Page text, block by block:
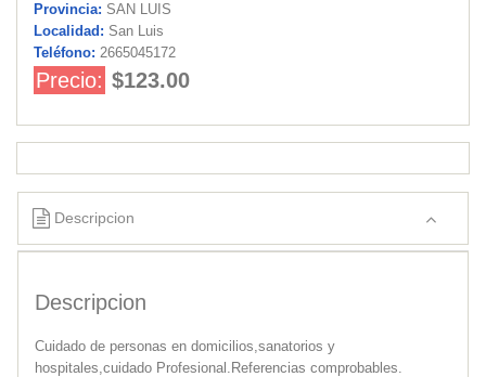
Provincia: SAN LUIS
Localidad: San Luis
Teléfono: 2665045172
Precio: $123.00
Descripcion
Descripcion
Cuidado de personas en domicilios,sanatorios y
hospitales,cuidado Profesional.Referencias comprobables.